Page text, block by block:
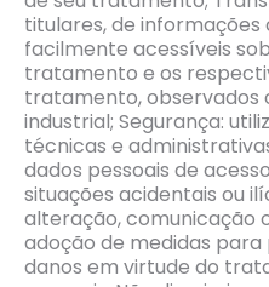
titulares, de informações
facilmente acessíveis
tratamento e os
tratamento, observados
industrial; Segurança:
técnicas e
dados pessoais de
situações acidentais ou
alteração, comunicação
adoção de medidas
danos em virtude do